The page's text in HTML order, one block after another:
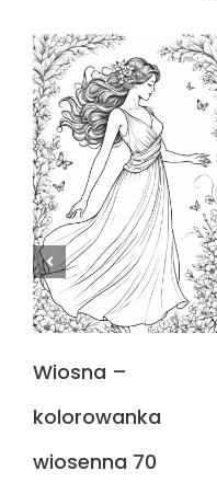
Wiosna –
kolorowanka
wiosenna 70